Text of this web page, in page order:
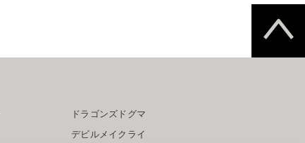
ドラゴンズドグマ
デビルメイクライ